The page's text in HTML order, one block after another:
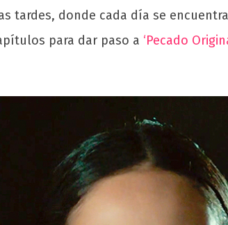
tardes, donde cada día se
para dar paso a ‘Pecado